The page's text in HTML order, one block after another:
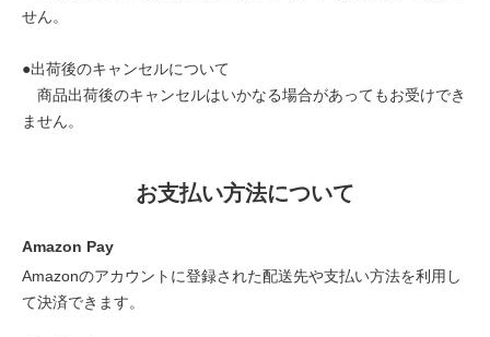
せん。
●出荷後のキャンセルについて
商品出荷後のキャンセルはいかなる場合があってもお受けでき
ません。
お支払い方法について
Amazon Pay
Amazonのアカウントに登録された配送先や支払い方法を利用し
て決済できます。